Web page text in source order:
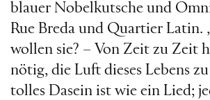
blauer Nobelkutsche und
Rue Breda und Quartier Latin.
wollen sie? – Von Zeit zu Zeit
nötig, die Luft dieses Lebens
tolles Dasein ist wie ein Lied;